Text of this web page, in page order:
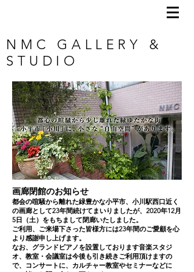
NMC GALLERY &
STUDIO
画廊閉館のお知らせ
都会の喧騒から離れた緑豊かな小平市、小川駅西口近く
の画廊として23年間続けてまいりましたが、2020年12月
5日（土）をもちまして閉廊いたしました。
ご利用、ご来場下さった皆様方には23年間のご愛顧を心
より感謝申し上げます。
なお、グランドピアノを設置しております音楽スタジ
オ、教室・会議室は今後も引き続きご利用頂けますの
で、コンサートに、カルチャー教室やセミナーなどに